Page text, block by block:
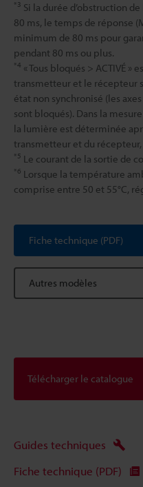
*3 Si la durée d’obstruction
80 ms, le temps de réponse
minimum de 80 ms pour
pendant 80 ms ou plus.
*4 « Tous bloqués > ACTIVÉ »
transmetteur et le récepteur
état non synchronisé (les
sont bloqués). Dans la
la lumière est déterminée
transmetteur et du récepteur,
*5 Le courant de la sortie de
*6 Lorsque la température
comprise entre 50 et 55°C,
Fiche technique (PDF)
Autres modèles
Télécharger le catalogue
Guides techniques
Fiche technique (PDF)